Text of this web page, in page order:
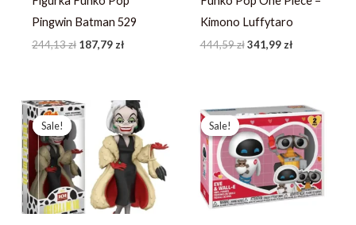
Pingwin Batman 529
244,13zł 187,79zł
Kimono Luffytaro
444,59zł 341,99zł
Sale!
Sale!
Pierwotna
cena
wynosiła:
208,25 zł.
Aktualna
cena
wynosi:
160,19 zł.
Sale!
Sale!
Pierwotna
cena
wynosiła:
457,59 zł.
Aktualna
cena
wynosi:
351,99 zł.